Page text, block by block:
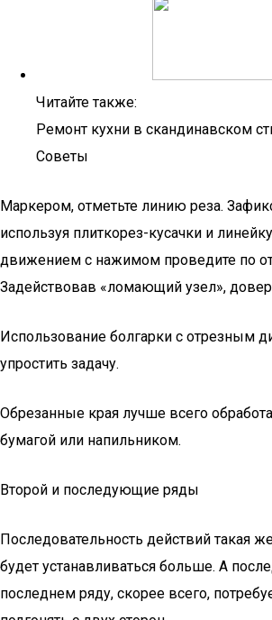
Читайте также:
Ремонт кухни в скандинавском
Советы
Маркером, отметьте линию реза.
используя плиткорез-кусачки и
движением с нажимом проведите по
Задействовав «ломающий узел»,
Использование болгарки с отрезным
упростить задачу.
Обрезанные края лучше всего
бумагой или напильником.
Второй и последующие ряды
Последовательность действий такая
будет устанавливаться больше. А
последнем ряду, скорее всего,